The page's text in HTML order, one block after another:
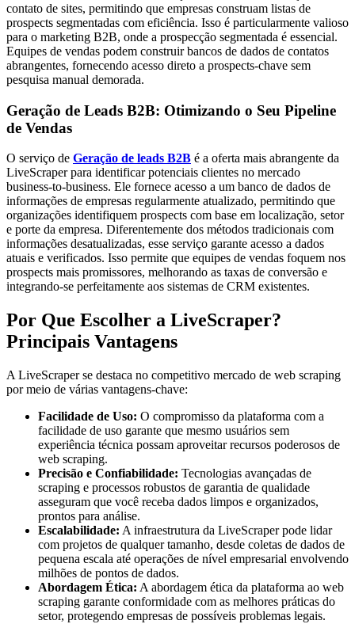
contato de sites, permitindo que empresas construam listas de
prospects segmentadas com eficiência. Isso é particularmente valioso
para o marketing B2B, onde a prospecção segmentada é essencial.
Equipes de vendas podem construir bancos de dados de contatos
abrangentes, fornecendo acesso direto a prospects-chave sem
pesquisa manual demorada.
Geração de Leads B2B: Otimizando o Seu Pipeline
de Vendas
O serviço de Geração de leads B2B é a oferta mais abrangente da
LiveScraper para identificar potenciais clientes no mercado
business-to-business. Ele fornece acesso a um banco de dados de
informações de empresas regularmente atualizado, permitindo que
organizações identifiquem prospects com base em localização, setor
e porte da empresa. Diferentemente dos métodos tradicionais com
informações desatualizadas, esse serviço garante acesso a dados
atuais e verificados. Isso permite que equipes de vendas foquem nos
prospects mais promissores, melhorando as taxas de conversão e
integrando-se perfeitamente aos sistemas de CRM existentes.
Por Que Escolher a LiveScraper?
Principais Vantagens
A LiveScraper se destaca no competitivo mercado de web scraping
por meio de várias vantagens-chave:
Facilidade de Uso: O compromisso da plataforma com a
facilidade de uso garante que mesmo usuários sem
experiência técnica possam aproveitar recursos poderosos de
web scraping.
Precisão e Confiabilidade: Tecnologias avançadas de
scraping e processos robustos de garantia de qualidade
asseguram que você receba dados limpos e organizados,
prontos para análise.
Escalabilidade: A infraestrutura da LiveScraper pode lidar
com projetos de qualquer tamanho, desde coletas de dados de
pequena escala até operações de nível empresarial envolvendo
milhões de pontos de dados.
Abordagem Ética: A abordagem ética da plataforma ao web
scraping garante conformidade com as melhores práticas do
setor, protegendo empresas de possíveis problemas legais.